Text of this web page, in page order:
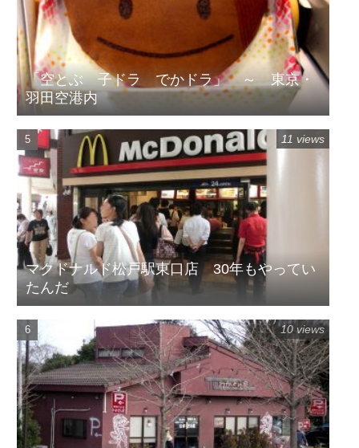
「空とぶ 子ドラ でかドラ」 ～ 東京・
羽田空港内
マクドナルド松戸駅東口店 30年もやってい
たんだ
11 views
10 views